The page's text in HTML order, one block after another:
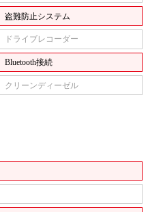
盗難防止システム
ドライブレコーダー
Bluetooth接続
クリーンディーゼル